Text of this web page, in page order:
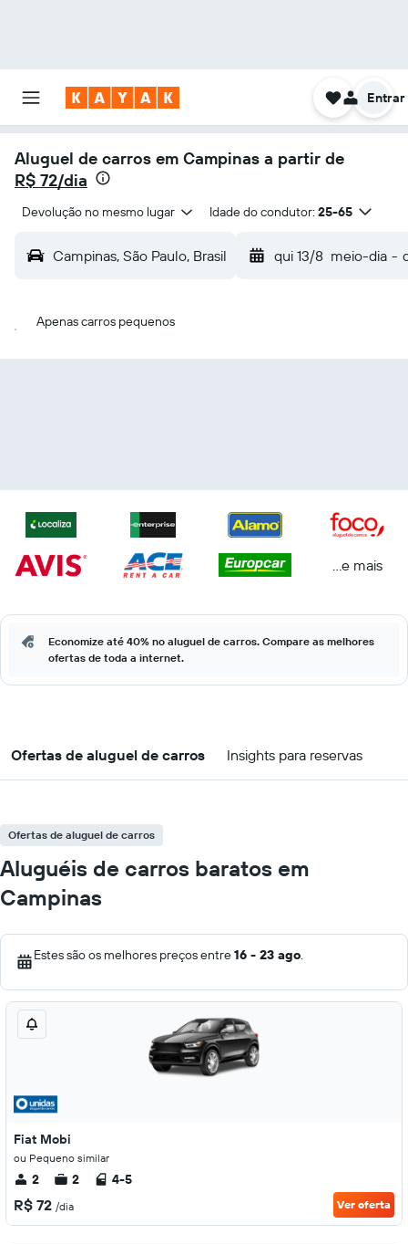
Entrar
Aluguel de carros em Campinas a partir de
R$ 72/dia
Devolução no mesmo lugar Idade do condutor: 25-65
Campinas, São Paulo, Brasil qui 13/8 meio-dia -
Apenas carros pequenos
...e mais
Economize até 40% no aluguel de carros. Compare as melhores
ofertas de toda a internet.
Ofertas de aluguel de carros Insights para reservas
Ofertas de aluguel de carros
Aluguéis de carros baratos em
Campinas
Estes são os melhores preços entre16 - 23 ago.
Fiat Mobi
ou Pequeno similar
2 2 4-5
R$ 72 /dia Ver oferta